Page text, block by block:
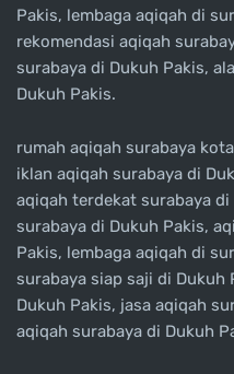
Pakis, lembaga aqiqah di
rekomendasi aqiqah
surabaya di Dukuh Pakis,
Dukuh Pakis.
rumah aqiqah surabaya
iklan aqiqah surabaya di
aqiqah terdekat surabaya
surabaya di Dukuh Pakis,
Pakis, lembaga aqiqah di
surabaya siap saji di Dukuh
Dukuh Pakis, jasa aqiqah
aqiqah surabaya di Dukuh